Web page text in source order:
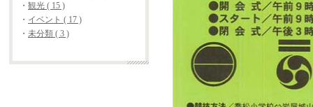
・ 観光 ( 15 )
・ イベント ( 17 )
・ 未分類 ( 3 )